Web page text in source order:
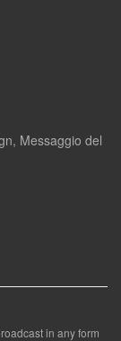
, Messaggio del
in any form